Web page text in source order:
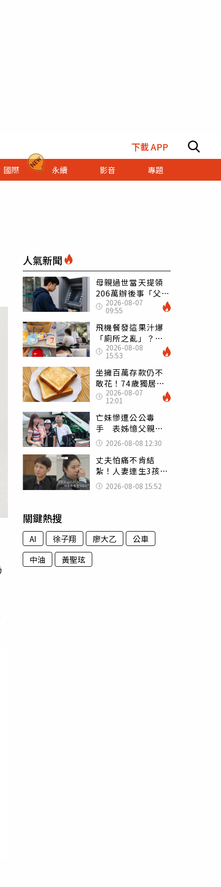
下載 APP
國際 永續 影音
專題
人氣新聞
母親過世當天提領
206萬辦後事「父子
遭判刑」 律師：
搶錢先下手是罪
2026-08-07
09:55
飛機餐發這果汁爆
「廁所之亂」？乘
客崩潰：差點丟大
臉 醫揭3類人別亂
喝
2026-08-08
15:53
坐擁百萬存款仍不
敢花！74歲獨居翁
「1餐只吃1片吐
司」 半年後暴瘦
嚇壞女兒
2026-08-07
12:01
亡妹慘遭公公毒
手 表姊憶父親節
前夕：小舅舅仍到
殯儀館陪她說話
2026-08-08 12:30
丈夫怕痛不肯結
紮！人妻連生3孩
控遭家暴淚喊：真
的好累
2026-08-08 15:52
關鍵熱搜
AI 徐子翔 廖大乙
公車
中油
黃聖玹